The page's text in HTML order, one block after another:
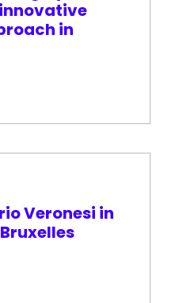
in
Veronesi in